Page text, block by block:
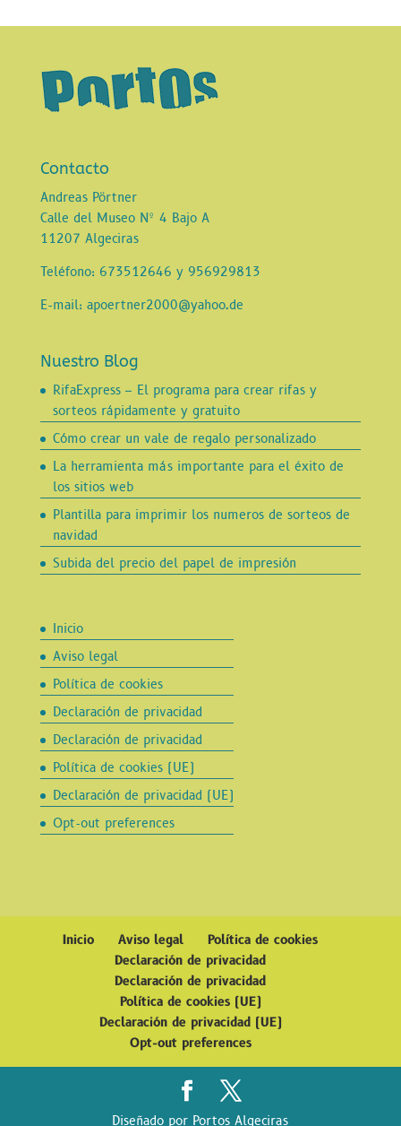
Contacto
Andreas Pörtner
Calle del Museo Nº 4 Bajo A
11207 Algeciras
Teléfono: 673512646 y 956929813
E-mail: apoertner2000@yahoo.de
Nuestro Blog
RifaExpress – El programa para crear rifas y
sorteos rápidamente y gratuito
Cómo crear un vale de regalo personalizado
La herramienta más importante para el éxito de
los sitios web
Plantilla para imprimir los numeros de sorteos de
navidad
Subida del precio del papel de impresión
Inicio
Aviso legal
Política de cookies
Declaración de privacidad
Declaración de privacidad
Política de cookies (UE)
Declaración de privacidad (UE)
Opt-out preferences
Inicio Aviso legal
Política de cookies
Declaración de privacidad
Declaración de privacidad
Política de cookies (UE)
Declaración de privacidad (UE)
Opt-out preferences
Diseñado por Portos Algeciras